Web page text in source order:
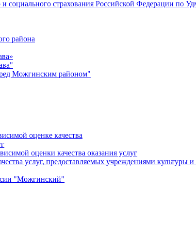
социального страхования Российской Федерации по
района
Можгинским районом"
оценке качества
оценки качества оказания услуг
услуг, предоставляемых учреждениями культуры и
"Можгинский"